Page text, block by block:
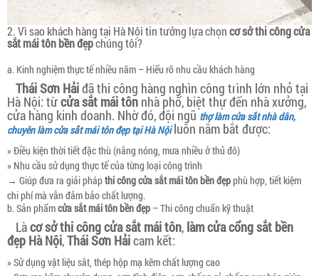
2. Vì sao khách hàng tại Hà Nội tin tưởng lựa chọncơ sở thi công cửa
sắt mái tôn bền đẹpchúng tôi?
a. Kinh nghiệm thực tế nhiều năm – Hiểu rõ nhu cầu khách hàng
Thái Sơn Hảiđã thi công hàng nghìn công trình lớn nhỏ tại
Hà Nội: từcửa sắt mái tôn nhà phố, biệt thự đến nhà xưởng,
cửa hàng kinh doanh. Nhờ đó, đội ngũthợ làm cửa sắt nhà dân,
chuyên làm cửa sắt mái tôn đẹp tại Hà Nộiluôn nắm bắt được:
» Điều kiện thời tiết đặc thù (nắng nóng, mưa nhiều ở thủ đô)
» Nhu cầu sử dụng thực tế của từng loại công trình
→ Giúp đưa ra giải phápthi công cửa sắt mái tôn bền đẹpphù hợp, tiết kiệm
chi phí mà vẫn đảm bảo chất lượng.
b. Sản phẩmcửa sắt mái tôn bền đẹp – Thi công chuẩn kỹ thuật
Làcơ sở thi công cửa sắt mái tôn, làm cửa cổng sắt bền
đẹp Hà Nội,Thái Sơn Hảicam kết:
» Sử dụng vật liệu sắt, thép hộp mạ kẽm chất lượng cao